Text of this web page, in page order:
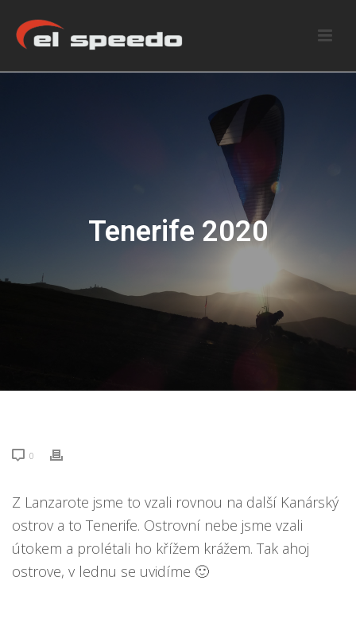
Tenerife 2020
0
Z Lanzarote jsme to vzali rovnou na další Kanárský
ostrov a to Tenerife. Ostrovní nebe jsme vzali
útokem a prolétali ho křížem krážem. Tak ahoj
ostrove, v lednu se uvidíme 🙂